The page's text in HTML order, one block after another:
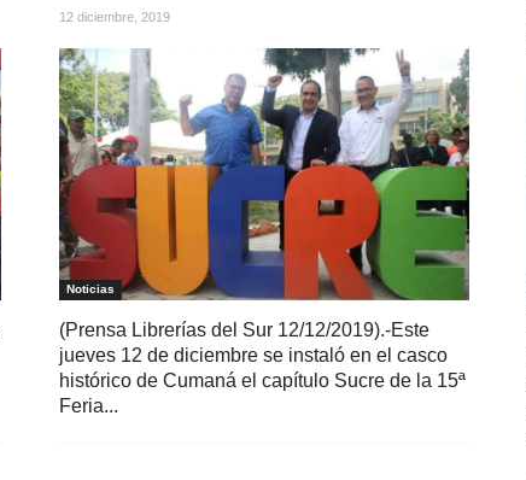
12 diciembre, 2019
Noticias
(Prensa Librerías del Sur 12/12/2019).-Este
jueves 12 de diciembre se instaló en el casco
histórico de Cumaná el capítulo Sucre de la 15ª
Feria...